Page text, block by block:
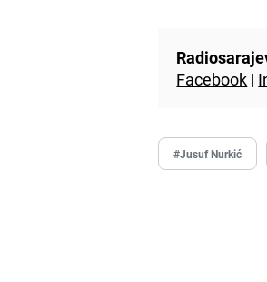
Facebook |
#Jusuf Nurkić